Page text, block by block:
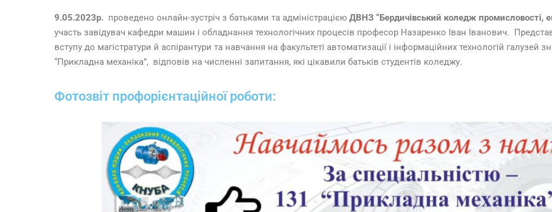
9.05.2023р. проведено онлайн-зустріч з батьками та адміністрацією ДВНЗ “Бердичівський коледж промисловості,
участь завідувач кафедри машин і обладнання технологічних процесів професор Назаренко Іван Іванович.
вступу до магістратури й аспірантури та навчання на факультеті автоматизації і інформаційних технологій галузей
“Прикладна механіка”, відповів на численні запитання, які цікавили батьків студентів коледжу.
Фотозвіт профорієнтаційної роботи: